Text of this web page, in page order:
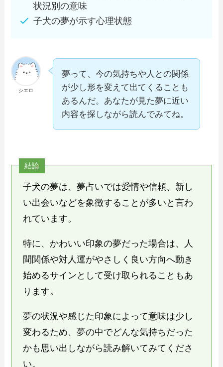
状況別の意味
子犬の夢が示す心理状態
シエロ
夢って、今の気持ちや人との関係
が少し形を変えて出てくることも
あるんだ。あなたが見た夢に近い
内容を探しながら読んでみてね。
結論
子犬の夢は、夢占いでは愛情や信頼、新し
い出会いなどを象徴することが多いと言わ
れています。
特に、かわいい印象の夢だった場合は、人
間関係や対人運がやさしく良い方向へ動き
始めるサインとして受け取られることもあ
ります。
夢の状況や感じた印象によって意味は少し
変わるため、夢の中でどんな気持ちだった
かも思い出しながら読み解いてみてくださ
い。